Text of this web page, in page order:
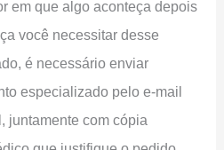
em que algo aconteça depois
você necessitar desse
é necessário enviar
especializado pelo e-mail
juntamente com cópia